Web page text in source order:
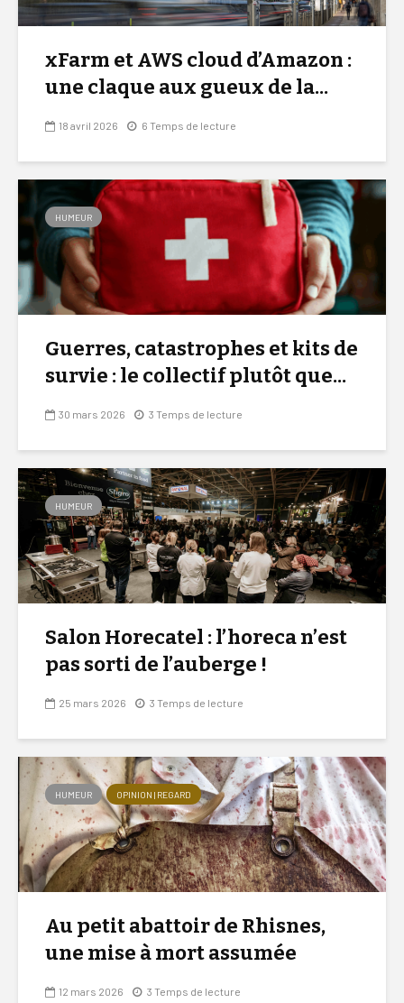
xFarm et AWS cloud d’Amazon :
une claque aux gueux de la...
18 avril 2026 6 Temps de lecture
HUMEUR
Guerres, catastrophes et kits de
survie : le collectif plutôt que...
30 mars 2026 3 Temps de lecture
HUMEUR
Salon Horecatel : l’horeca n’est
pas sorti de l’auberge !
25 mars 2026 3 Temps de lecture
HUMEUR OPINION | REGARD
Au petit abattoir de Rhisnes,
une mise à mort assumée
12 mars 2026 3 Temps de lecture